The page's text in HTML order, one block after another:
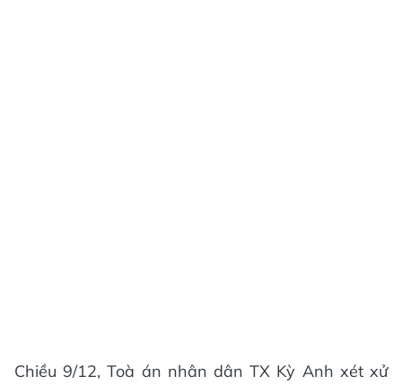
Chiều 9/12, Toà án nhân dân TX Kỳ Anh xét xử